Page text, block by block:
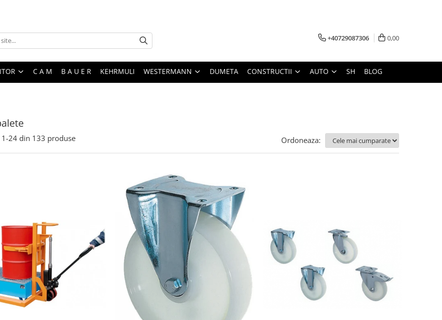
+40729087306 0,00
C A M B A U E R KEHRMULI WESTERMANN DUMETA CONSTRUCTII AUTO SH BLOG
1-24 din 133 produse Ordoneaza: